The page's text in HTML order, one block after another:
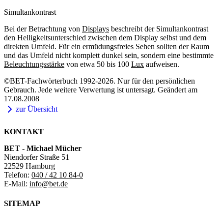
Simultankontrast
Bei der Betrachtung von Displays beschreibt der Simultankontrast
den Helligkeitsunterschied zwischen dem Display selbst und dem
direkten Umfeld. Für ein ermüdungsfreies Sehen sollten der Raum
und das Umfeld nicht komplett dunkel sein, sondern eine bestimmte
Beleuchtungsstärke von etwa 50 bis 100 Lux aufweisen.
©BET-Fachwörterbuch 1992-2026. Nur für den persönlichen
Gebrauch. Jede weitere Verwertung ist untersagt. Geändert am
17.08.2008
zur Übersicht
KONTAKT
BET - Michael Mücher
Niendorfer Straße 51
22529 Hamburg
Telefon: 040 / 42 10 84-0
E-Mail: info@bet.de
SITEMAP